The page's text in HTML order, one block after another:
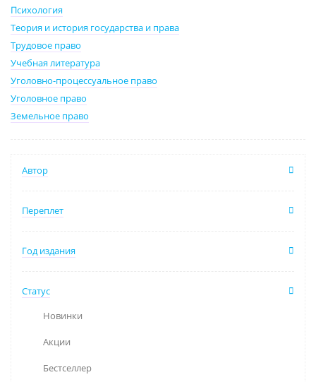
Психология
Теория и история государства и права
Трудовое право
Учебная литература
Уголовно-процессуальное право
Уголовное право
Земельное право
Автор
Переплет
Год издания
Статус
Новинки
Акции
Бестселлер